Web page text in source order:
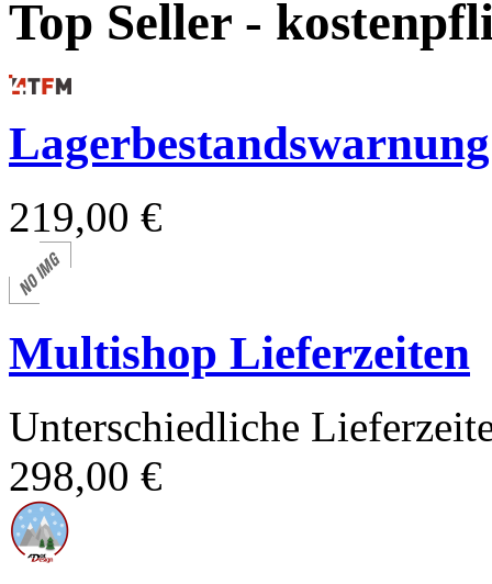
Top Seller -
Lagerbestandswarnung
219,00 €
Multishop Lieferzeiten
Unterschiedliche
298,00 €